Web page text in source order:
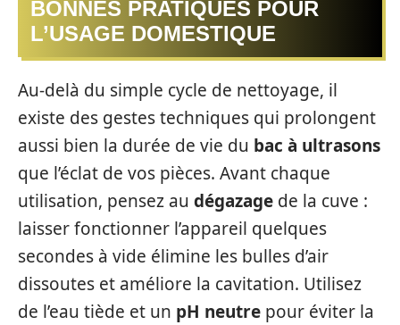
BONNES PRATIQUES POUR
L’USAGE DOMESTIQUE
Au-delà du simple cycle de nettoyage, il
existe des gestes techniques qui prolongent
aussi bien la durée de vie du bac à ultrasons
que l’éclat de vos pièces. Avant chaque
utilisation, pensez au dégazage de la cuve :
laisser fonctionner l’appareil quelques
secondes à vide élimine les bulles d’air
dissoutes et améliore la cavitation. Utilisez
de l’eau tiède et un pH neutre pour éviter la